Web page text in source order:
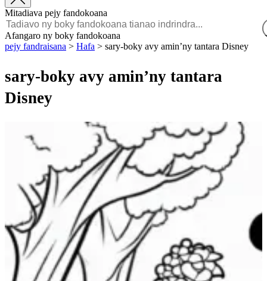
Malagasy
POLSKI
FRANÇAIS
MALAGASY
Mitadiava pejy fandokoana
Afangaro ny boky fandokoana
pejy fandraisana > Hafa > sary-boky avy amin’ny tantara Disney
sary-boky avy amin’ny tantara
Disney